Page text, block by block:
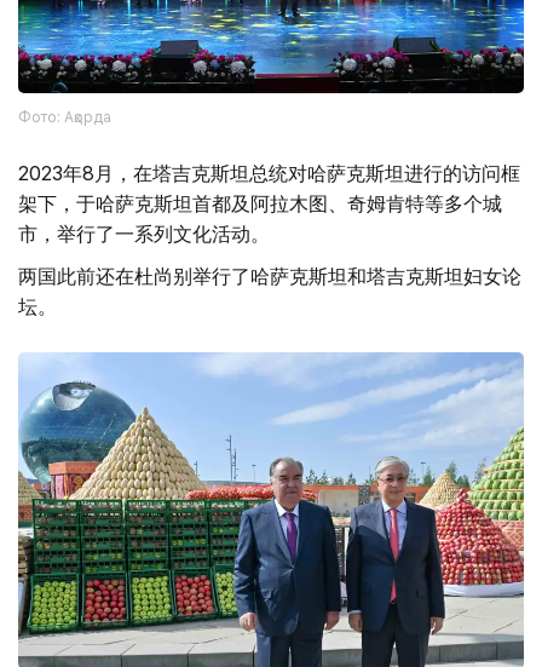
Фото: Ақорда
2023年8月，在塔吉克斯坦总统对哈萨克斯坦进行的访问框
架下，于哈萨克斯坦首都及阿拉木图、奇姆肯特等多个城
市，举行了一系列文化活动。
两国此前还在杜尚别举行了哈萨克斯坦和塔吉克斯坦妇女论
坛。